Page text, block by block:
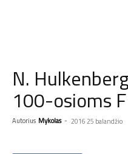
N.
100-osioms
Autorius Mykolas - 2016 25 balandžio